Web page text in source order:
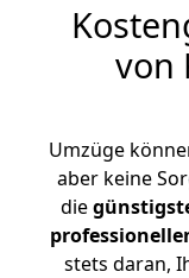
von
Umzüge
aber keine
die
stets daran,